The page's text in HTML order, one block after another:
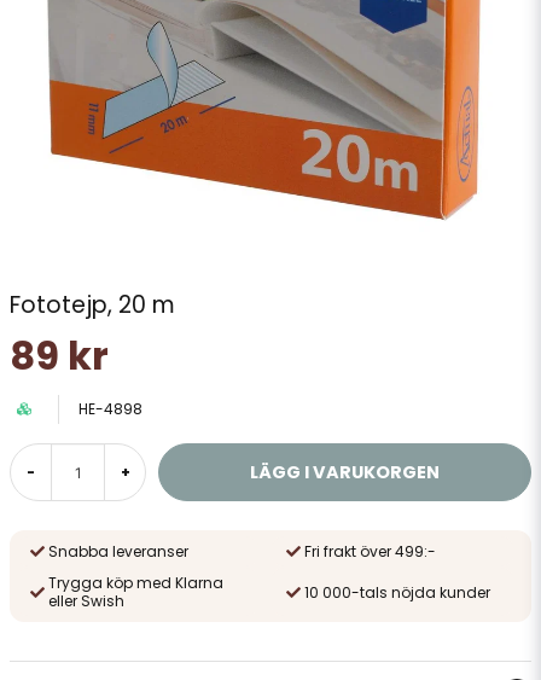
Fototejp, 20 m
89 kr
HE-4898
- + LÄGG I VARUKORGEN
Snabba leveranser
Fri frakt över 499:-
Trygga köp med Klarna
eller Swish
10 000-tals nöjda kunder